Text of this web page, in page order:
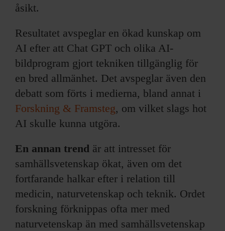
åsikt.
Resultatet avspeglar en ökad kunskap om
AI efter att Chat GPT och olika AI-
bildprogram gjort tekniken tillgänglig för
en bred allmänhet. Det avspeglar även den
debatt som förts i medierna, bland annat i
Forskning & Framsteg, om vilket slags hot
AI skulle kunna utgöra.
En annan trend är att intresset för
samhällsvetenskap ökat, även om det
fortfarande halkar efter i relation till
medicin, natur­vetenskap och teknik. Ordet
forskning förknippas ofta mer med
naturvetenskap än med samhällsvetenskap